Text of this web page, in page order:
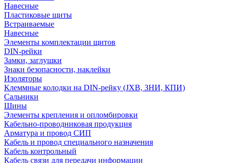
Навесные
Пластиковые щиты
Встраиваемые
Навесные
Элементы комплектации щитов
DIN-рейки
Замки, заглушки
Знаки безопасности, наклейки
Изоляторы
Клеммные колодки на DIN-рейку (JXB, ЗНИ, КПИ)
Сальники
Шины
Элементы крепления и опломбировки
Кабельно-проводниковая продукция
Арматура и провод СИП
Кабель и провод специального назначения
Кабель контрольный
Кабель связи для передачи информации